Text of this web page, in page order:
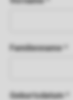
Familienname *
Geburtsdatum *